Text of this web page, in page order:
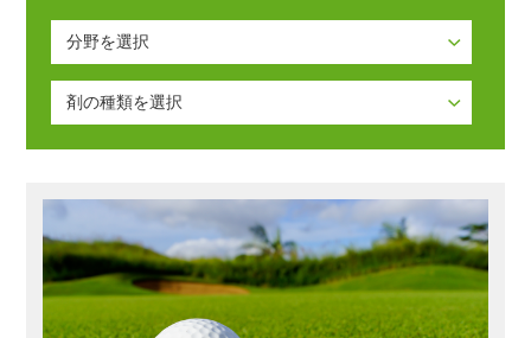
分野を選択
分野を選択
ゴルフ場芝用製品
花き類用製品
剤の種類を選択
剤の種類を選択
除草剤